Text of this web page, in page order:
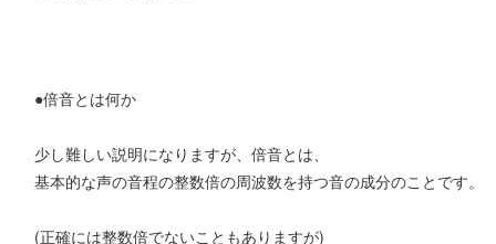
●倍音とは何か
少し難しい説明になりますが、倍音とは、
基本的な声の音程の整数倍の周波数を持つ音の成分のことです。
(正確には整数倍でないこともありますが)